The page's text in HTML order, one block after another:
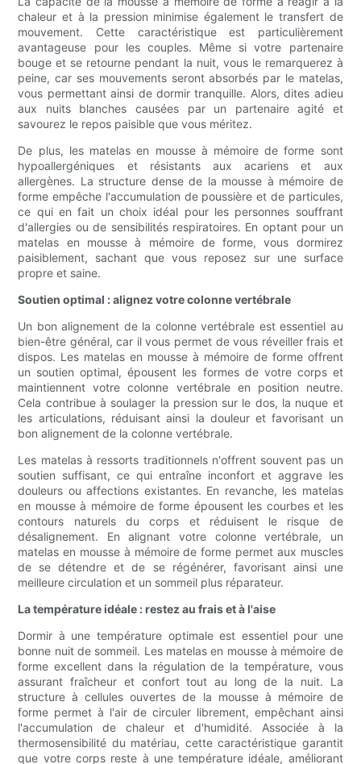
chaleur et à la pression minimise également le transfert de
mouvement. Cette caractéristique est particulièrement
avantageuse pour les couples. Même si votre partenaire
bouge et se retourne pendant la nuit, vous le remarquerez à
peine, car ses mouvements seront absorbés par le matelas,
vous permettant ainsi de dormir tranquille. Alors, dites adieu
aux nuits blanches causées par un partenaire agité et
savourez le repos paisible que vous méritez.
De plus, les matelas en mousse à mémoire de forme sont
hypoallergéniques et résistants aux acariens et aux
allergènes. La structure dense de la mousse à mémoire de
forme empêche l'accumulation de poussière et de particules,
ce qui en fait un choix idéal pour les personnes souffrant
d'allergies ou de sensibilités respiratoires. En optant pour un
matelas en mousse à mémoire de forme, vous dormirez
paisiblement, sachant que vous reposez sur une surface
propre et saine.
Soutien optimal : alignez votre colonne vertébrale
Un bon alignement de la colonne vertébrale est essentiel au
bien-être général, car il vous permet de vous réveiller frais et
dispos. Les matelas en mousse à mémoire de forme offrent
un soutien optimal, épousent les formes de votre corps et
maintiennent votre colonne vertébrale en position neutre.
Cela contribue à soulager la pression sur le dos, la nuque et
les articulations, réduisant ainsi la douleur et favorisant un
bon alignement de la colonne vertébrale.
Les matelas à ressorts traditionnels n'offrent souvent pas un
soutien suffisant, ce qui entraîne inconfort et aggrave les
douleurs ou affections existantes. En revanche, les matelas
en mousse à mémoire de forme épousent les courbes et les
contours naturels du corps et réduisent le risque de
désalignement. En alignant votre colonne vertébrale, un
matelas en mousse à mémoire de forme permet aux muscles
de se détendre et de se régénérer, favorisant ainsi une
meilleure circulation et un sommeil plus réparateur.
La température idéale : restez au frais et à l'aise
Dormir à une température optimale est essentiel pour une
bonne nuit de sommeil. Les matelas en mousse à mémoire de
forme excellent dans la régulation de la température, vous
assurant fraîcheur et confort tout au long de la nuit. La
structure à cellules ouvertes de la mousse à mémoire de
forme permet à l'air de circuler librement, empêchant ainsi
l'accumulation de chaleur et d'humidité. Associée à la
thermosensibilité du matériau, cette caractéristique garantit
que votre corps reste à une température idéale, améliorant